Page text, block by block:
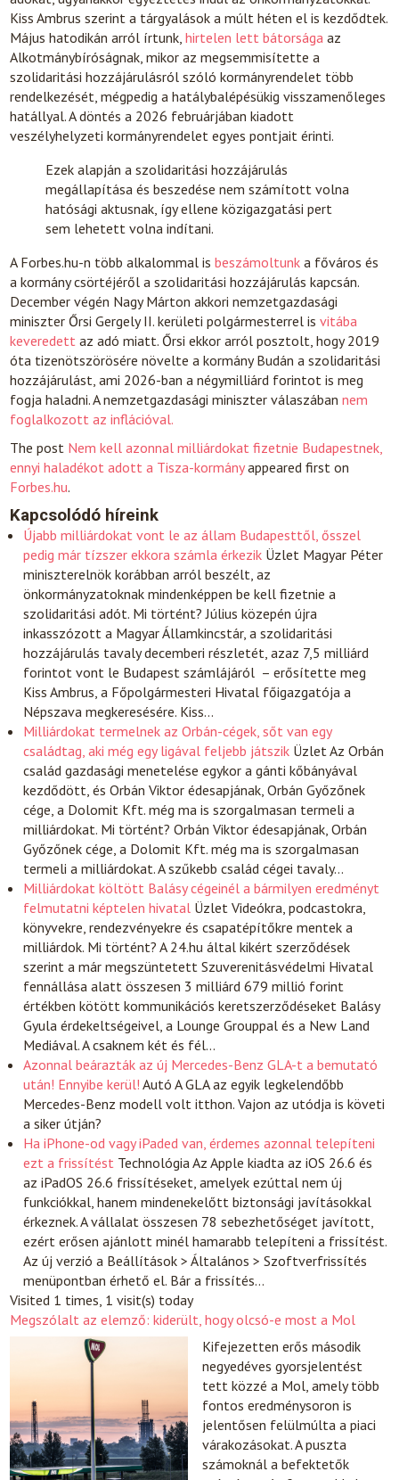
Kiss Ambrus szerint a tárgyalások a múlt héten el is kezdődtek.
Május hatodikán arról írtunk,hirtelen lett bátorsága az
Alkotmánybíróságnak, mikor az megsemmisítette a
szolidaritási hozzájárulásról szóló kormányrendelet több
rendelkezését, mégpedig a hatálybalépésükig visszamenőleges
hatállyal. A döntés a 2026 februárjában kiadott
veszélyhelyzeti kormányrendelet egyes pontjait érinti.
Ezek alapján a szolidaritási hozzájárulás
megállapítása és beszedése nem számított volna
hatósági aktusnak, így ellene közigazgatási pert
sem lehetett volna indítani.
A Forbes.hu-n több alkalommal isbeszámoltunka főváros és
a kormány csörtéjéről a szolidaritási hozzájárulás kapcsán.
December végén Nagy Márton akkori nemzetgazdasági
miniszter Őrsi Gergely II. kerületi polgármesterrel isvitába
keveredettaz adó miatt. Őrsi ekkor arról posztolt, hogy 2019
óta tizenötszörösére növelte a kormány Budán a szolidaritási
hozzájárulást, ami 2026-ban a négymilliárd forintot is meg
fogja haladni. A nemzetgazdasági miniszter válaszábannem
foglalkozott az inflációval.
The post Nem kell azonnal milliárdokat fizetnie Budapestnek,
ennyi haladékot adott a Tisza-kormányappeared first on
Forbes.hu.
Kapcsolódó híreink
Újabb milliárdokat vont le az állam Budapesttől, ősszel
pedig már tízszer ekkora számla érkezik Üzlet Magyar Péter
miniszterelnök korábban arról beszélt, az
önkormányzatoknak mindenképpen be kell fizetnie a
szolidaritási adót. Mi történt? Július közepén újra
inkasszózott a Magyar Államkincstár, a szolidaritási
hozzájárulás tavaly decemberi részletét, azaz 7,5 milliárd
forintot vont le Budapest számlájáról – erősítette meg
Kiss Ambrus, a Főpolgármesteri Hivatal főigazgatója a
Népszava megkeresésére. Kiss…
Milliárdokat termelnek az Orbán-cégek, sőt van egy
családtag, aki még egy ligával feljebb játszik ÜzletAz Orbán
család gazdasági menetelése egykor a gánti kőbányával
kezdődött, és Orbán Viktor édesapjának, Orbán Győzőnek
cége, a Dolomit Kft. még ma is szorgalmasan termeli a
milliárdokat. Mi történt? Orbán Viktor édesapjának, Orbán
Győzőnek cége, a Dolomit Kft. még ma is szorgalmasan
termeli a milliárdokat. A szűkebb család cégei tavaly…
Milliárdokat költött Balásy cégeinél a bármilyen eredményt
felmutatni képtelen hivatal Üzlet Videókra, podcastokra,
könyvekre, rendezvényekre és csapatépítőkre mentek a
milliárdok. Mi történt? A 24.hu által kikért szerződések
szerint a már megszüntetett Szuverenitásvédelmi Hivatal
fennállása alatt összesen 3 milliárd 679 millió forint
értékben kötött kommunikációs keretszerződéseket Balásy
Gyula érdekeltségeivel, a Lounge Grouppal és a New Land
Mediával. A csaknem két és fél…
Azonnal beárazták az új Mercedes-Benz GLA-t a bemutató
után! Ennyibe kerül! Autó A GLA az egyik legkelendőbb
Mercedes-Benz modell volt itthon. Vajon az utódja is követi
a siker útján?
Ha iPhone-od vagy iPaded van, érdemes azonnal telepíteni
ezt a frissítést TechnológiaAz Apple kiadta az iOS 26.6 és
az iPadOS 26.6 frissítéseket, amelyek ezúttal nem új
funkciókkal, hanem mindenekelőtt biztonsági javításokkal
érkeznek. A vállalat összesen 78 sebezhetőséget javított,
ezért erősen ajánlott minél hamarabb telepíteni a frissítést.
Az új verzió a Beállítások > Általános > Szoftverfrissítés
menüpontban érhető el. Bár a frissítés…
Visited 1 times, 1 visit(s) today
Megszólalt az elemző: kiderült, hogy olcsó-e most a Mol
Kifejezetten erős második
negyedéves gyorsjelentést
tett közzé a Mol, amely több
fontos eredménysoron is
jelentősen felülmúlta a piaci
várakozásokat. A puszta
számoknál a befektetők